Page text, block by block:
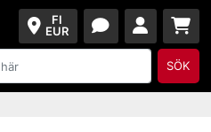
FI
EUR
SÖK